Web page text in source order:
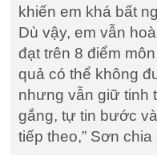
khiến em khá bất
Dù vậy, em vẫn
đạt trên 8 điểm
quả có thể không
nhưng vẫn giữ tinh
gắng, tự tin bước
tiếp theo,” Sơn chia